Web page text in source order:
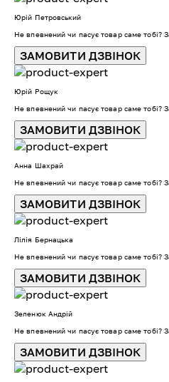
Юрій Петровський
Не впевнений чи пасує товар саме тобі?
ЗАМОВИТИ ДЗВІНОК
Юрій Рощук
Не впевнений чи пасує товар саме тобі?
ЗАМОВИТИ ДЗВІНОК
Анна Шахрай
Не впевнений чи пасує товар саме тобі?
ЗАМОВИТИ ДЗВІНОК
Лілія Бернацька
Не впевнений чи пасує товар саме тобі?
ЗАМОВИТИ ДЗВІНОК
Зеленюк Андрій
Не впевнений чи пасує товар саме тобі?
ЗАМОВИТИ ДЗВІНОК